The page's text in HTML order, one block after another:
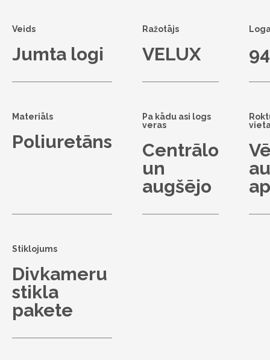
Veids
Jumta logi
Ražotājs
VELUX
Materiāls
Poliuretāns
Pa kādu asi logs
veras
Centrālo
un
augšējo
Stiklojums
Divkameru
stikla
pakete